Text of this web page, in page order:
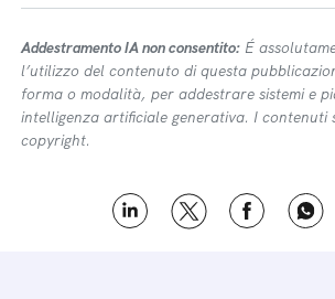
Addestramento IA non consentito: É
l’utilizzo del contenuto di questa
forma o modalità, per addestrare sistemi e
intelligenza artificiale generativa. I contenuti
copyright.